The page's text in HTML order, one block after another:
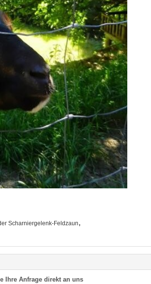
Scharniergelenk-Feldzaun,
Ihre Anfrage direkt an uns